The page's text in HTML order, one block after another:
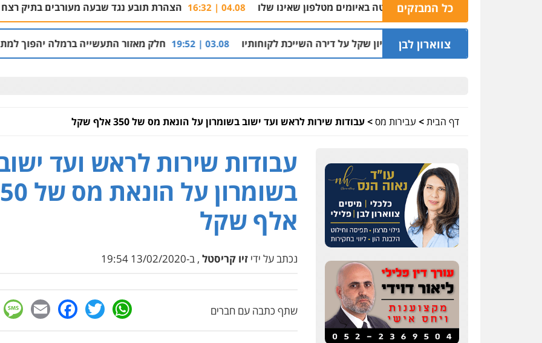
כל המבזקים 04.08 | 16:32 הצהרת תובע נגד שבעה מעורבים בתיק רצח בניהו רזי בירושלים
צווארון לבן
שעקץ שני מיליון שקל על דירה השייכת לקוחותיו 03.08 | 19:52 חלק מאזור התעשייה ברמלה יהפוך למתחם מגורים עם 1,700 יחידות דיור
דף הבית> עבירות מס>עבודות שירות לראש ועד ישוב בשומרון על הונאת מס של 350 אלף שקל
עבודות שירות לראש ועד
בשומרון על
אלף שקל
נכתב על ידי זיו קריסטל , ב-13/02/2020 19:54
שתף כתבה עם חברים WhatsApp
Twitter